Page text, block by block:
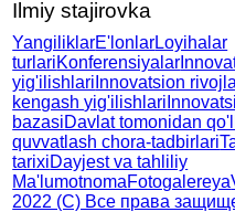
Ilmiy stajirovka
YangiliklarE'lonlarLoyihalar
turlariKonferensiyalar
yig'ilishlari Innovatsion
kengashyig'ilishlari
bazasiDavlat tomonidan
quvvatlash chora-tadbirlari
tarixiDayjest va tahliliy
Ma'lumotnomaFotogalereya
2022 (C) Все права